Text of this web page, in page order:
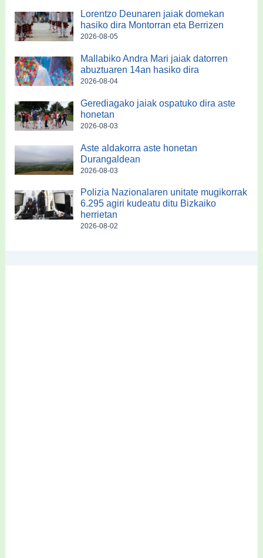
Lorentzo Deunaren jaiak domekan
hasiko dira Montorran eta Berrizen
2026-08-05
Mallabiko Andra Mari jaiak datorren
abuztuaren 14an hasiko dira
2026-08-04
Gerediagako jaiak ospatuko dira aste
honetan
2026-08-03
Aste aldakorra aste honetan
Durangaldean
2026-08-03
Polizia Nazionalaren unitate mugikorrak
6.295 agiri kudeatu ditu Bizkaiko
herrietan
2026-08-02